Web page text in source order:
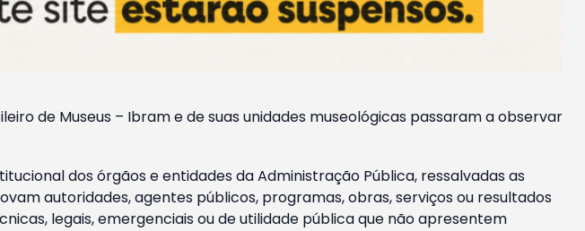
de Museus – Ibram e de suas unidades museológicas passaram a observar
dos órgãos e entidades da Administração Pública, ressalvadas as
autoridades, agentes públicos, programas, obras, serviços ou resultados
legais, emergenciais ou de utilidade pública que não apresentem